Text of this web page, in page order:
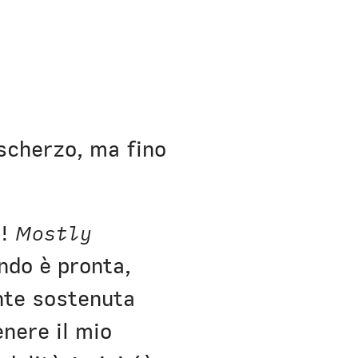
ma fino
Mostly
è pronta,
sostenuta
il mio